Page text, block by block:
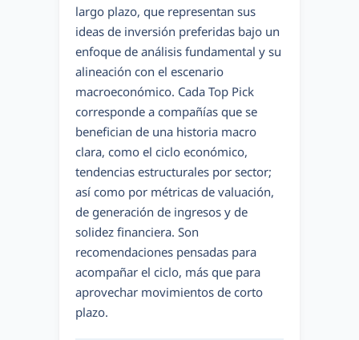
largo plazo, que representan sus
ideas de inversión preferidas bajo un
enfoque de análisis fundamental y su
alineación con el escenario
macroeconómico. Cada Top Pick
corresponde a compañías que se
benefician de una historia macro
clara, como el ciclo económico,
tendencias estructurales por sector;
así como por métricas de valuación,
de generación de ingresos y de
solidez financiera. Son
recomendaciones pensadas para
acompañar el ciclo, más que para
aprovechar movimientos de corto
plazo.